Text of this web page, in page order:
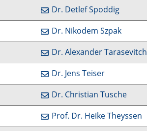
Dr. Detlef Spoddig
Dr. Nikodem Szpak
Dr. Alexander Tarasevitch
Dr. Jens Teiser
Dr. Christian Tusche
Prof. Dr. Heike Theyssen